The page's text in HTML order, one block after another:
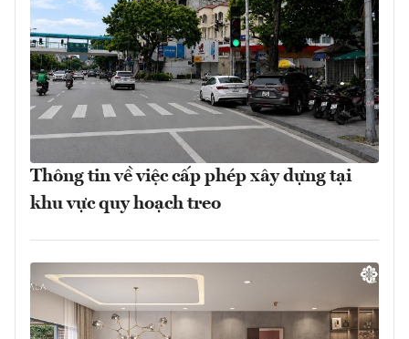
Thông tin về việc cấp phép xây dựng tại
khu vực quy hoạch treo